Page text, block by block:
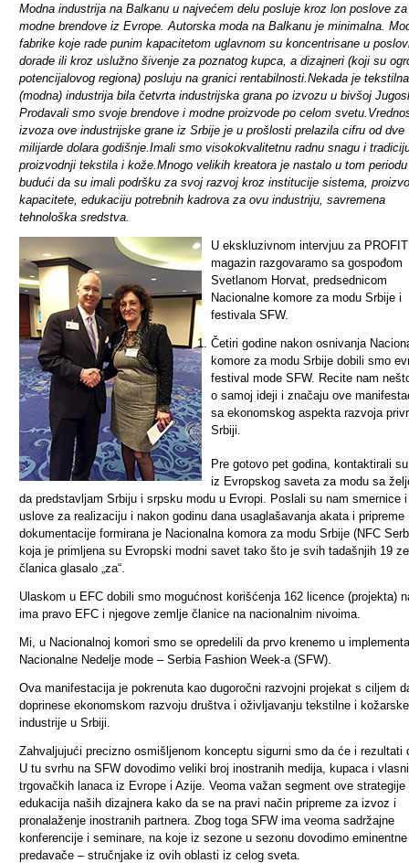
Modna industrija na Balkanu u najvećem delu posluje kroz lon poslove za
modne brendove iz Evrope. Autorska moda na Balkanu je minimalna.
fabrike koje rade punim kapacitetom uglavnom su koncentrisane u
dorade ili kroz uslužno šivenje za poznatog kupca, a dizajneri (koji su
potencijalovog regiona) posluju na granici rentabilnosti.Nekada je tekstilna
(modna) industrija bila četvrta industrijska grana po izvozu u bivšoj
Prodavali smo svoje brendove i modne proizvode po celom
izvoza ove industrijske grane iz Srbije je u prošlosti prelazila cifru od dve
milijarde dolara godišnje.Imali smo visokokvalitetnu radnu snagu i
proizvodnji tekstila i kože.Mnogo velikih kreatora je nastalo u tom periodu
budući da su imali podršku za svoj razvoj kroz institucije sistema,
kapacitete, edukaciju potrebnih kadrova za ovu industriju, savremena
tehnološka sredstva.
U ekskluzivnom intervjuu za PROFIT
magazin razgovaramo sa gospođom
Svetlanom Horvat, predsednicom
Nacionalne komore za modu Srbije i
festivala SFW.
Četiri godine nakon osnivanja
komore za modu Srbije dobili smo
festival mode SFW. Recite nam
o samoj ideji i značaju ove
sa ekonomskog aspekta razvoja
Srbiji.
Pre gotovo pet godina, kontaktirali
iz Evropskog saveta za modu sa
da predstavljam Srbiju i srpsku modu u Evropi. Poslali su nam smernice i
uslove za realizaciju i nakon godinu dana usaglašavanja akata i pripreme
dokumentacije formirana je Nacionalna komora za modu Srbije (NFC
koja je primljena su Evropski modni savet tako što je svih tadašnjih 19
članica glasalo „za“.
Ulaskom u EFC dobili smo mogućnost korišćenja 162 licence (projekta)
ima pravo EFC i njegove zemlje članice na nacionalnim nivoima.
Mi, u Nacionalnoj komori smo se opredelili da prvo krenemo u
Nacionalne Nedelje mode – Serbia Fashion Week-a (SFW).
Ova manifestacija je pokrenuta kao dugoročni razvojni projekat s ciljem
doprinese ekonomskom razvoju društva i oživljavanju tekstilne i kožarske
industrije u Srbiji.
Zahvaljujući precizno osmišljenom konceptu sigurni smo da će i rezultati
U tu svrhu na SFW dovodimo veliki broj inostranih medija, kupaca i
trgovačkih lanaca iz Evrope i Azije. Veoma važan segment ove strategije
edukacija naših dizajnera kako da se na pravi način pripreme za izvoz i
pronalaženje inostranih partnera. Zbog toga SFW ima veoma sadržajne
konferencije i seminare, na koje iz sezone u sezonu dovodimo eminentne
predavače – stručnjake iz ovih oblasti iz celog sveta.